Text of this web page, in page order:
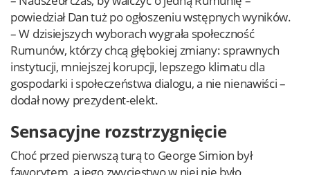
powiedział Dan tuż po ogłoszeniu wstępnych wyników.
– W dzisiejszych wyborach wygrała społeczność
Rumunów, którzy chcą głębokiej zmiany: sprawnych
instytucji, mniejszej korupcji, lepszego klimatu dla
gospodarki i społeczeństwa dialogu, a nie nienawiści –
dodał nowy prezydent-elekt.
Sensacyjne rozstrzygnięcie
Choć przed pierwszą turą to George Simion był